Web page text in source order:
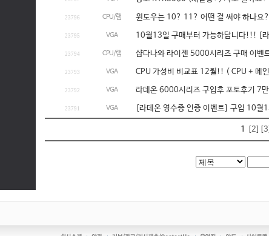
23796 CPU/램 윈도우는 10? 11? 어떤 걸 써야 하나요?
23795 VGA 10월13일 구매부터 가능하답니다!!! [
23794 CPU/램 샵다나와 라이젠 5000시리즈 구매 이벤
23793 VGA CPU 가성비 비교표 12월!! ( CPU + 메
23792 VGA 라데온 6000시리즈 구입후 포토후기 7
23791 VGA [라데온 영수증 인증 이벤트] 구입 10
1 [2] [3]